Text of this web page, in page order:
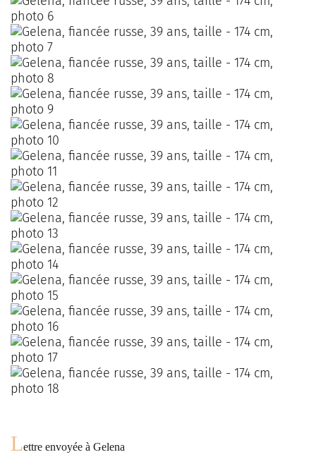
Lettre envoyée à Gelena